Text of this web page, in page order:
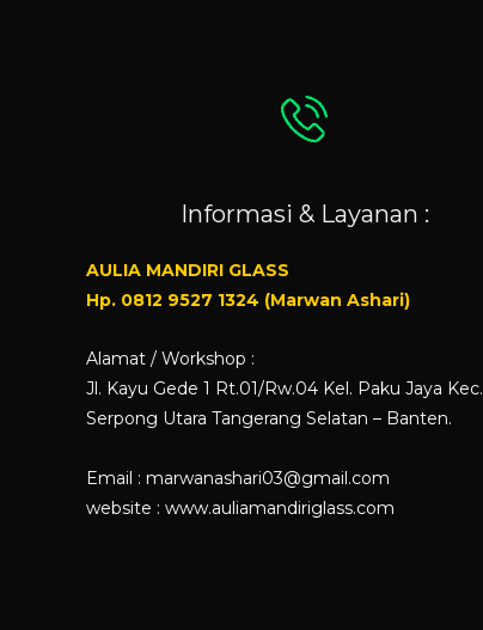
Informasi & Layanan :
AULIA MANDIRI GLASS
Hp. 0812 9527 1324 (Marwan Ashari)
Alamat / Workshop :
Jl. Kayu Gede 1 Rt.01/Rw.04 Kel. Paku Jaya Kec.
Serpong Utara Tangerang Selatan – Banten.
Email : marwanashari03@gmail.com
website : www.auliamandiriglass.com